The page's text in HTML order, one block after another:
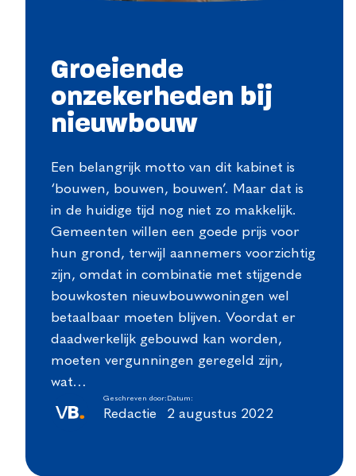
Groeiende
onzekerheden bij
nieuwbouw
Een belangrijk motto van dit kabinet is
‘bouwen, bouwen, bouwen’. Maar dat is
in de huidige tijd nog niet zo makkelijk.
Gemeenten willen een goede prijs voor
hun grond, terwijl aannemers voorzichtig
zijn, omdat in combinatie met stijgende
bouwkosten nieuwbouwwoningen wel
betaalbaar moeten blijven. Voordat er
daadwerkelijk gebouwd kan worden,
moeten vergunningen geregeld zijn,
wat…
Geschreven door:
Redactie
Datum:
2 augustus 2022